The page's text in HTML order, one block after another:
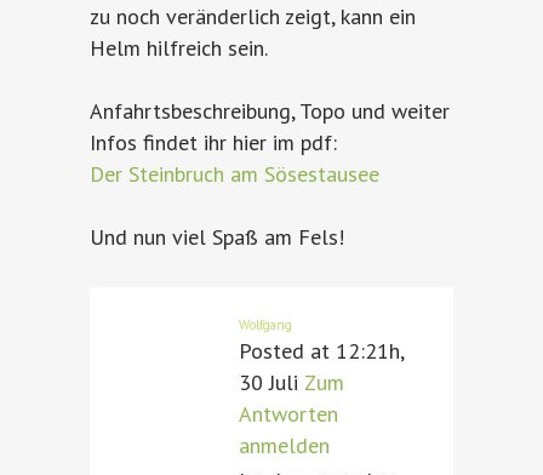
zu noch veränderlich zeigt, kann ein
Helm hilfreich sein.
Anfahrtsbeschreibung, Topo und weiter
Infos findet ihr hier im pdf:
Der Steinbruch am Sösestausee
Und nun viel Spaß am Fels!
Wolfgang
Posted at 12:21h,
30 Juli Zum
Antworten
anmelden